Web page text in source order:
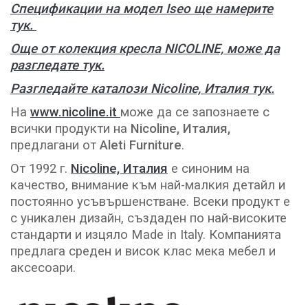
Спецификации на модел Iseo ще намерите
тук.
Още от колекция кресла NICOLINE, може да
разгледате тук.
Разгледайте каталози Nicoline, Италия тук.
На www.nicoline.it може да се запознаете с
всички продукти на Nicoline, Италия,
предлагани от Aleti Furniture.
От 1992 г. Nicoline, Италия е синоним на
качество, внимание към най-малкия детайл и
постоянно усъвършенстване. Всеки продукт е
с уникален дизайн, създаден по най-високите
стандарти и изцяло Made in Italy. Компанията
предлага среден и висок клас мека мебел и
аксесоари.